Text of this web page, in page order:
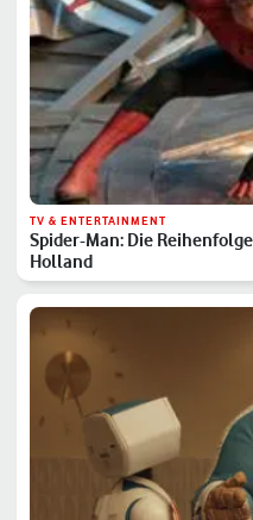
TV & ENTERTAINMENT
Spider-Man: Die
Holland